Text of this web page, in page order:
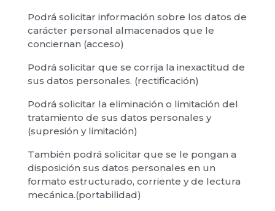
Podrá solicitar información sobre los datos de
carácter personal almacenados que le
conciernan (acceso)
Podrá solicitar que se corrija la inexactitud de
sus datos personales. (rectificación)
Podrá solicitar la eliminación o limitación del
tratamiento de sus datos personales y
(supresión y limitación)
También podrá solicitar que se le pongan a
disposición sus datos personales en un
formato estructurado, corriente y de lectura
mecánica.(portabilidad)